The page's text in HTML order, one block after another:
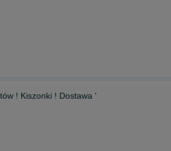
! Kiszonki ! Dostawa '